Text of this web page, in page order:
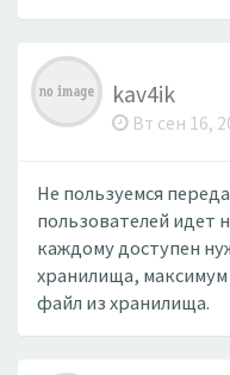
kav4ik
Вт сен 16,
Не пользуемся
пользователей идет
каждому доступен
хранилища,
файл из хранилища.